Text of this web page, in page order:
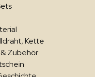
Kette
Zubehör